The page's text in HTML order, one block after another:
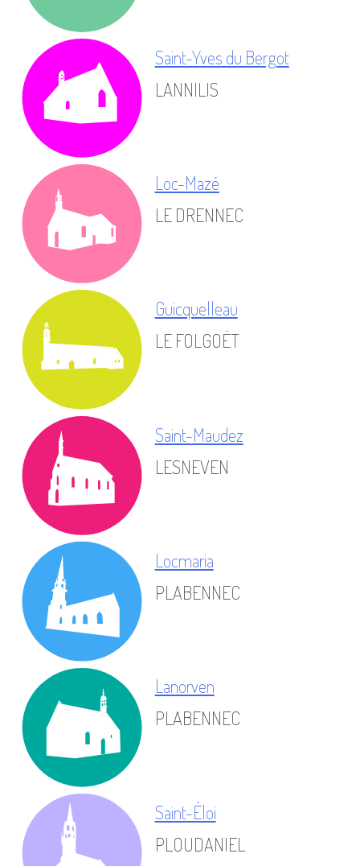
Saint-Yves du Bergot
LANNILIS
Loc-Mazé
LE DRENNEC
Guicquelleau
LE FOLGOËT
Saint-Maudez
LESNEVEN
Locmaria
PLABENNEC
Lanorven
PLABENNEC
Saint-Éloi
PLOUDANIEL